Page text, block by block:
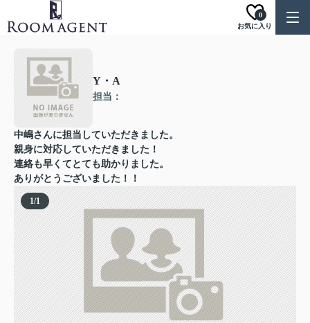
お気に入り
0
Y・A
担当：
中嶋さんに担当していただきました。
親身に対応していただきました！
連絡も早くてとても助かりました。
ありがとうございました！！
1/1